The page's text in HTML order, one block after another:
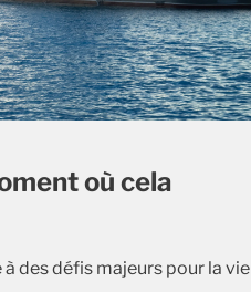
où cela
des défis majeurs pour la vie